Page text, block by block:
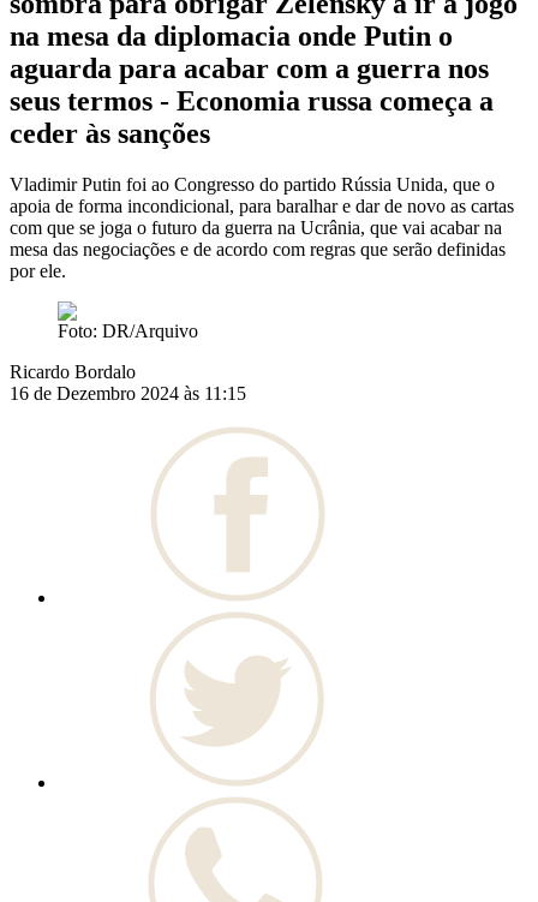
na mesa da diplomacia onde Putin o
aguarda para acabar com a guerra nos
seus termos - Economia russa começa a
ceder às sanções
Vladimir Putin foi ao Congresso do partido Rússia Unida, que o
apoia de forma incondicional, para baralhar e dar de novo as cartas
com que se joga o futuro da guerra na Ucrânia, que vai acabar na
mesa das negociações e de acordo com regras que serão definidas
por ele.
Foto: DR/Arquivo
Ricardo Bordalo
16 de Dezembro 2024 às 11:15